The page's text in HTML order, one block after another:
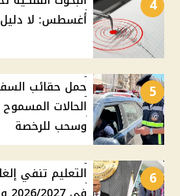
4
أغسطس: لا
5
حمل حقائب
الحالات
وسحب للرخصة
6
التعليم تنفي